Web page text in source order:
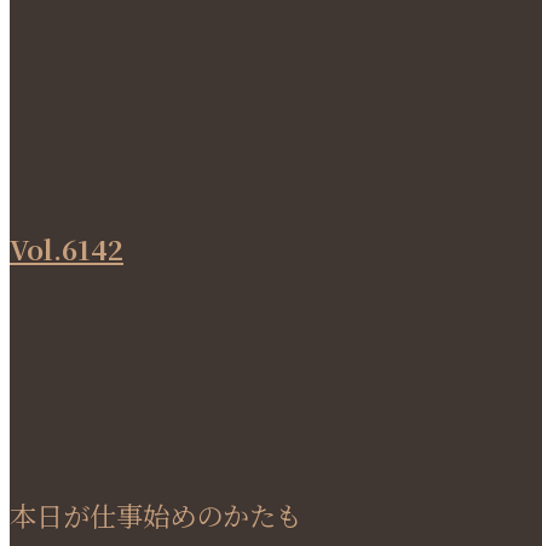
Vol.6142
本日が仕事始めのかたも